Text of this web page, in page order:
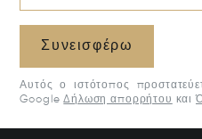
Συνεισφέρω
Αυτός ο ιστότοπος
Google Δήλωση απορρήτου και